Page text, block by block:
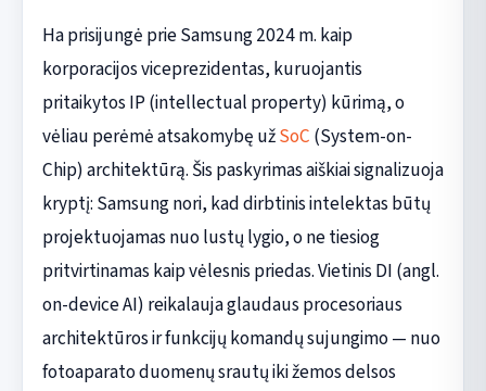
Ha prisijungė prie Samsung 2024 m. kaip
korporacijos viceprezidentas, kuruojantis
pritaikytos IP (intellectual property) kūrimą, o
vėliau perėmė atsakomybę užSoC (System-on-
Chip) architektūrą. Šis paskyrimas aiškiai signalizuoja
kryptį: Samsung nori, kad dirbtinis intelektas būtų
projektuojamas nuo lustų lygio, o ne tiesiog
pritvirtinamas kaip vėlesnis priedas. Vietinis DI (angl.
on-device AI) reikalauja glaudaus procesoriaus
architektūros ir funkcijų komandų sujungimo — nuo
fotoaparato duomenų srautų iki žemos delsos